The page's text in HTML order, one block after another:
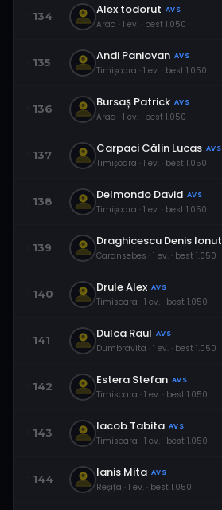
134 Alex todorut AVS
Arad · 1 ev. · best 1.050
135 Andi Paniovan AVS
Timișoara · 1 ev. · best 1.050
136 Bursaș Patrick AVS
Arad · 1 ev. · best 1.050
137 Carpaci Călin Lucas AVS
Timișoara · 1 ev. · best 1.050
138 Delmondo David AVS
Timișoara · 1 ev. · best 1.050
139 Draghicescu Denis Ionut
Caransebes · 1 ev. · best 1.050
140 Drule Alex AVS
Timisoara · 1 ev. · best 1.050
141 Dulca Raul AVS
Dumbravita · 1 ev. · best 1.050
142 Estera Stefan AVS
Timisoara · 1 ev. · best 1.050
143 Iacob Tabita AVS
Timisoara · 1 ev. · best 1.050
144 Ianis Mita AVS
Reșița · 1 ev. · best 1.050